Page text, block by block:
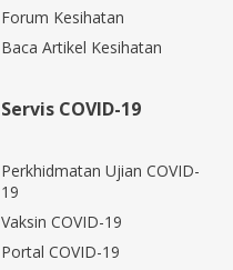
Forum Kesihatan
Baca Artikel Kesihatan
Servis COVID-19
Perkhidmatan Ujian COVID-
19
Vaksin COVID-19
Portal COVID-19